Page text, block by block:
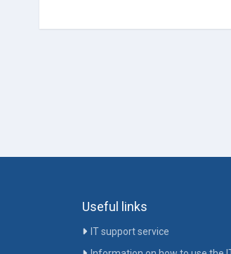
Useful links
IT support service